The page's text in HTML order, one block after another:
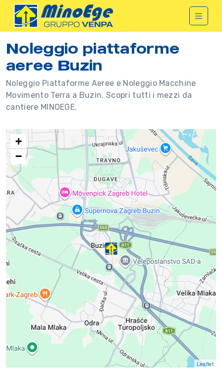
Noleggio piattaforme
aeree Buzin
Noleggio Piattaforme Aeree e Noleggio Macchine
Movimento Terra a Buzin. Scopri tutti i mezzi da
cantiere MINOEGE.
+
−
Leaflet